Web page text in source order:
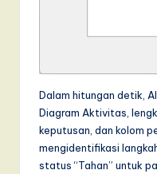
Dalam hitungan detik,
Diagram Aktivitas,
keputusan, dan kolom
mengidentifikasi
status “Tahan” untuk